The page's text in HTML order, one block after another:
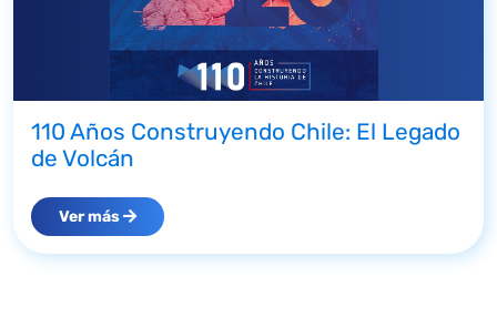
110 Años Construyendo Chile: El Legado
de Volcán
Ver más